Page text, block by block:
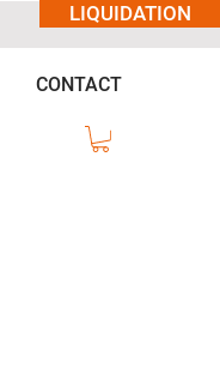
LIQUIDATION
CONTACT